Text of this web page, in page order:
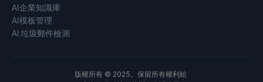
AI企業知識庫
AI模板管理
AI 垃圾郵件檢測
版權所有 © 2025。保留所有權利給